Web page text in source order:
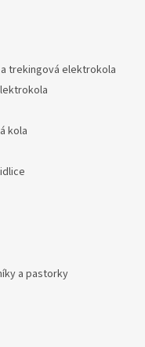
trekingová elektrokola
kola
a pastorky